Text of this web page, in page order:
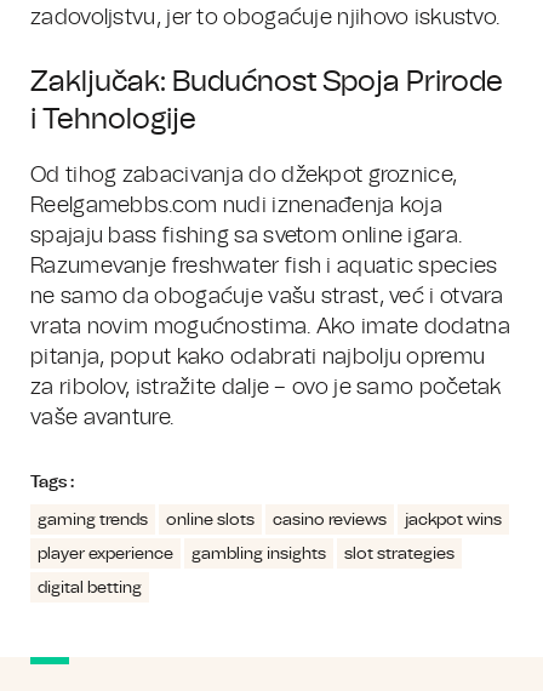
zadovoljstvu, jer to obogaćuje njihovo iskustvo.
Zaključak: Budućnost Spoja Prirode
i Tehnologije
Od tihog zabacivanja do džekpot groznice,
Reelgamebbs.com nudi iznenađenja koja
spajaju bass fishing sa svetom online igara.
Razumevanje freshwater fish i aquatic species
ne samo da obogaćuje vašu strast, već i otvara
vrata novim mogućnostima. Ako imate dodatna
pitanja, poput kako odabrati najbolju opremu
za ribolov, istražite dalje – ovo je samo početak
vaše avanture.
Tags :
gaming trends online slots casino reviews
jackpot wins
player experience
gambling insights
slot strategies
digital betting